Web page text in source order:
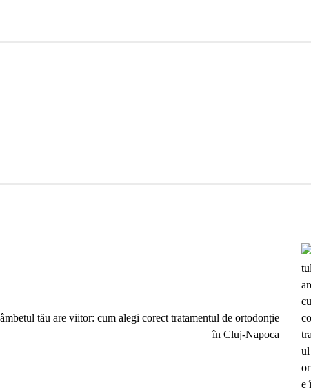
tău are viitor: cum alegi corect tratamentul de ortodonție
în Cluj-Napoca